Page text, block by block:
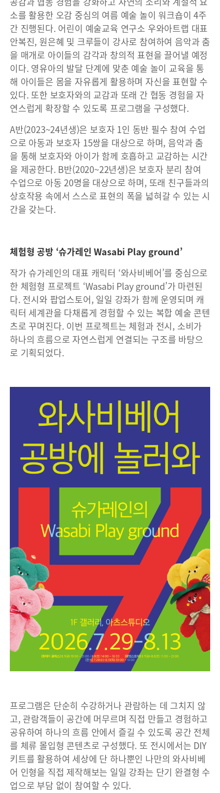
소를 활용한 오감 중심의 여름 예술 놀이 워크숍이 4주
간 진행된다. 어린이 예술교육 연구소 우와아트랩 대표
안복진, 원은혜 및 크루들이 강사로 참여하여 음악과 춤
을 매개로 아이들의 감각과 창의적 표현을 끌어낼 예정
이다. 영유아의 발달 단계에 맞춘 예술 놀이 교육을 통
해 아이들은 몸을 자유롭게 활용하며 자신을 표현할 수
있다. 또한 보호자와의 교감과 또래 간 협동 경험을 자
연스럽게 확장할 수 있도록 프로그램을 구성했다.
A반(2023~24년생)은 보호자 1인 동반 필수 참여 수업
으로 아동과 보호자 15쌍을 대상으로 하며, 음악과 춤
을 통해 보호자와 아이가 함께 호흡하고 교감하는 시간
을 제공한다. B반(2020~22년생)은 보호자 분리 참여
수업으로 아동 20명을 대상으로 하며, 또래 친구들과의
상호작용 속에서 스스로 표현의 폭을 넓혀갈 수 있는 시
간을 갖는다.
체험형 공방 ‘슈가레인 Wasabi Play ground’
작가 슈가레인의 대표 캐릭터 ‘와사비베어’를 중심으로
한 체험형 프로젝트 ‘Wasabi Play ground’가 마련된
다. 전시와 팝업스토어, 일일 강좌가 함께 운영되며 캐
릭터 세계관을 다채롭게 경험할 수 있는 복합 예술 콘텐
츠로 꾸며진다. 이번 프로젝트는 체험과 전시, 소비가
하나의 흐름으로 자연스럽게 연결되는 구조를 바탕으
로 기획되었다.
프로그램은 단순히 수강하거나 관람하는 데 그치지 않
고, 관람객들이 공간에 머무르며 직접 만들고 경험하고
공유하여 하나의 흐름 안에서 즐길 수 있도록 공간 전체
를 체류 몰입형 콘텐츠로 구성했다. 또 전시에서는 DIY
키트를 활용하여 세상에 단 하나뿐인 나만의 와사비베
어 인형을 직접 제작해보는 일일 강좌는 단기 완결형 수
업으로 부담 없이 참여할 수 있다.